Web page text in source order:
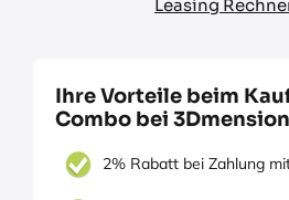
Leasing
Ihre Vorteile beim
Combo bei
2% Rabatt bei Zahlung